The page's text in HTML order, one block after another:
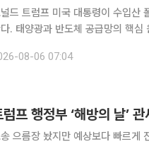
드 트럼프 미국 대통령이 수입산
. 태양광과 반도체 공급망의 핵심
그통신에 따르면 미국 행정부 내
08-06 07:04
럼프 행정부 ‘해방의 날’
름장 놨지만 예상보다 빠르게 진행 도널드 트럼프 미국 행정부가 ‘해방의 날’ 관